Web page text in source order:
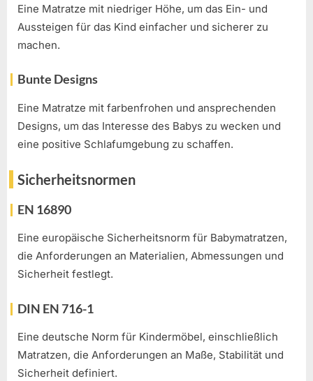
Eine Matratze mit niedriger Höhe, um das Ein- und
Aussteigen für das Kind einfacher und sicherer zu
machen.
Bunte Designs
Eine Matratze mit farbenfrohen und ansprechenden
Designs, um das Interesse des Babys zu wecken und
eine positive Schlafumgebung zu schaffen.
Sicherheitsnormen
EN 16890
Eine europäische Sicherheitsnorm für Babymatratzen,
die Anforderungen an Materialien, Abmessungen und
Sicherheit festlegt.
DIN EN 716-1
Eine deutsche Norm für Kindermöbel, einschließlich
Matratzen, die Anforderungen an Maße, Stabilität und
Sicherheit definiert.